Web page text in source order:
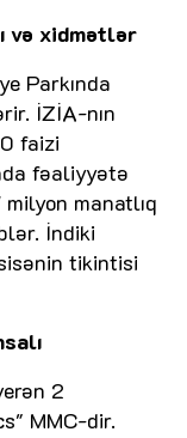
və xidmətlər
Parkında
İZİA-nın
faizi
fəaliyyətə
manatlıq
İndiki
tikintisi
2
MMC-dir.